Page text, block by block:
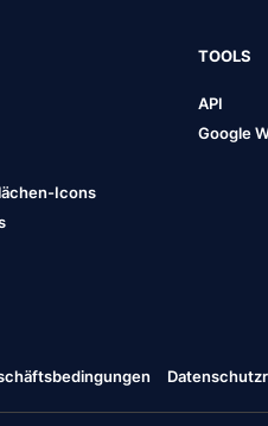
Icons
TOOLS
API
Google